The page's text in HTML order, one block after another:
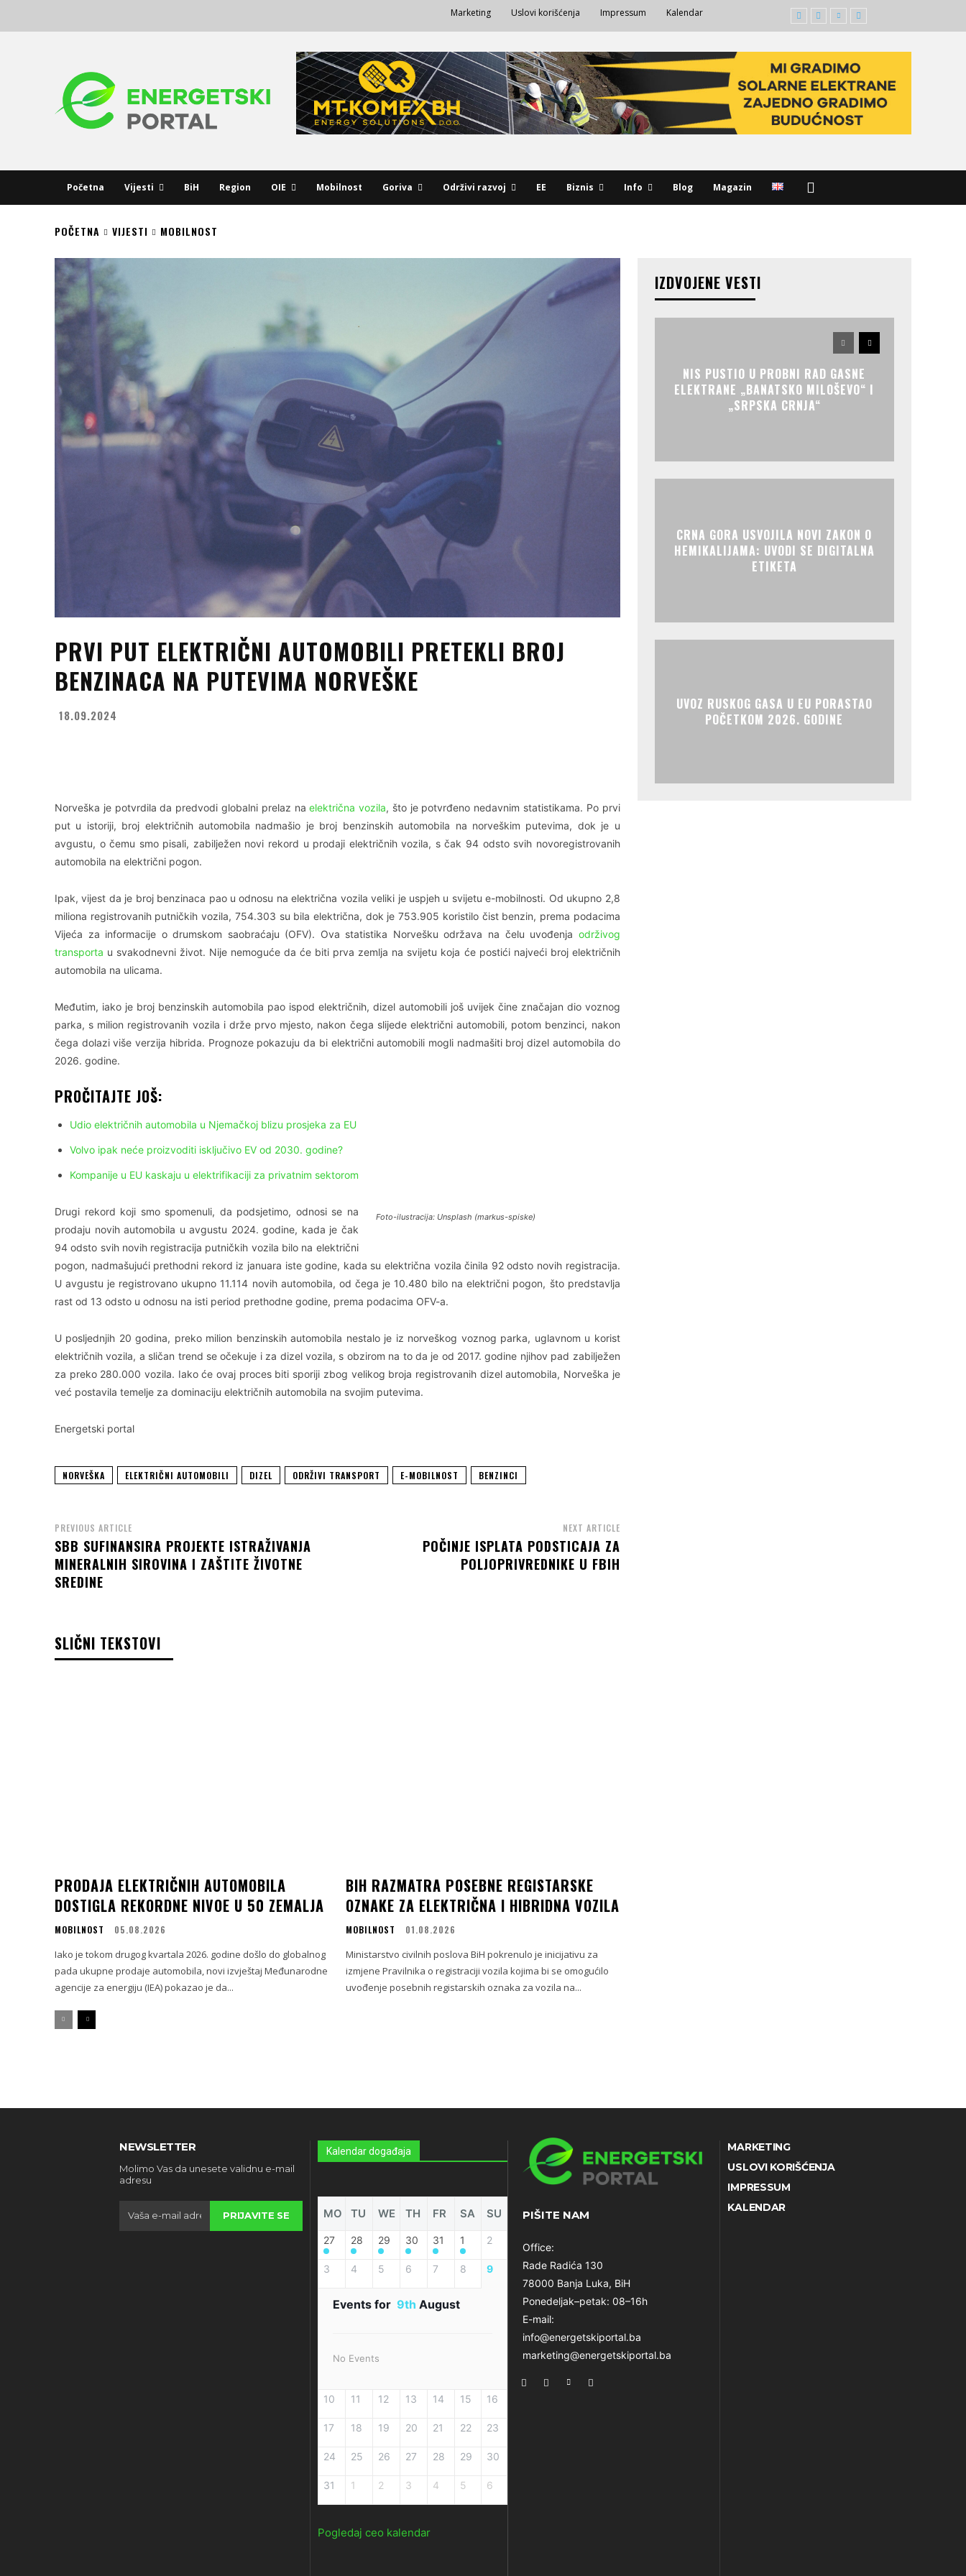
Marketing Uslovi korišćenja Impressum Kalendar
Početna Vijesti BiH Region OIE Mobilnost Goriva Održivi razvoj EE Biznis Info Blog Magazin
POČETNA VIJESTI MOBILNOST
PRVI PUT ELEKTRIČNI AUTOMOBILI PRETEKLI BROJ
BENZINACA NA PUTEVIMA NORVEŠKE
18.09.2024
Norveška je potvrdila da predvodi globalni prelaz naelektrična vozila, što je potvrđeno nedavnim statistikama. Po prvi
put u istoriji, broj električnih automobila nadmašio je broj benzinskih automobila na norveškim putevima, dok je u
avgustu, o čemu smo pisali, zabilježen novi rekord u prodaji električnih vozila, s čak 94 odsto svih novoregistrovanih
automobila na električni pogon.
Ipak, vijest da je broj benzinaca pao u odnosu na električna vozila veliki je uspjeh u svijetu e-mobilnosti. Od ukupno 2,8
miliona registrovanih putničkih vozila, 754.303 su bila električna, dok je 753.905 koristilo čist benzin, prema podacima
Vijeća za informacije o drumskom saobraćaju (OFV). Ova statistika Norvešku održava na čelu uvođenja održivog
transporta u svakodnevni život. Nije nemoguće da će biti prva zemlja na svijetu koja će postići najveći broj električnih
automobila na ulicama.
Međutim, iako je broj benzinskih automobila pao ispod električnih, dizel automobili još uvijek čine značajan dio voznog
parka, s milion registrovanih vozila i drže prvo mjesto, nakon čega slijede električni automobili, potom benzinci, nakon
čega dolazi više verzija hibrida. Prognoze pokazuju da bi električni automobili mogli nadmašiti broj dizel automobila do
2026. godine.
PROČITAJTE JOŠ:
Udio električnih automobila u Njemačkoj blizu prosjeka za EU
Volvo ipak neće proizvoditi isključivo EV od 2030. godine?
Kompanije u EU kaskaju u elektrifikaciji za privatnim sektorom
Foto-ilustracija: Unsplash (markus-spiske)
Drugi rekord koji smo spomenuli, da podsjetimo, odnosi se na
prodaju novih automobila u avgustu 2024. godine, kada je čak
94 odsto svih novih registracija putničkih vozila bilo na električni
pogon, nadmašujući prethodni rekord iz januara iste godine, kada su električna vozila činila 92 odsto novih registracija.
U avgustu je registrovano ukupno 11.114 novih automobila, od čega je 10.480 bilo na električni pogon, što predstavlja
rast od 13 odsto u odnosu na isti period prethodne godine, prema podacima OFV-a.
U posljednjih 20 godina, preko milion benzinskih automobila nestalo je iz norveškog voznog parka, uglavnom u korist
električnih vozila, a sličan trend se očekuje i za dizel vozila, s obzirom na to da je od 2017. godine njihov pad zabilježen
za preko 280.000 vozila. Iako će ovaj proces biti sporiji zbog velikog broja registrovanih dizel automobila, Norveška je
već postavila temelje za dominaciju električnih automobila na svojim putevima.
Energetski portal
NORVEŠKA ELEKTRIČNI AUTOMOBILI DIZEL ODRŽIVI TRANSPORT E-MOBILNOST BENZINCI
PREVIOUS ARTICLE
SBB SUFINANSIRA PROJEKTE ISTRAŽIVANJA
MINERALNIH SIROVINA I ZAŠTITE ŽIVOTNE
SREDINE
NEXT ARTICLE
POČINJE ISPLATA PODSTICAJA ZA
POLJOPRIVREDNIKE U FBIH
SLIČNI TEKSTOVI
PRODAJA ELEKTRIČNIH AUTOMOBILA
DOSTIGLA REKORDNE NIVOE U 50 ZEMALJA
MOBILNOST 05.08.2026
Iako je tokom drugog kvartala 2026. godine došlo do globalnog
pada ukupne prodaje automobila, novi izvještaj Međunarodne
agencije za energiju (IEA) pokazao je da...
BIH RAZMATRA POSEBNE REGISTARSKE
OZNAKE ZA ELEKTRIČNA I HIBRIDNA VOZILA
MOBILNOST 01.08.2026
Ministarstvo civilnih poslova BiH pokrenulo je inicijativu za
izmjene Pravilnika o registraciji vozila kojima bi se omogućilo
uvođenje posebnih registarskih oznaka za vozila na...
IZDVOJENE VESTI
NIS PUSTIO U PROBNI RAD GASNE
ELEKTRANE „BANATSKO MILOŠEVO“ I
„SRPSKA CRNJA“
CRNA GORA USVOJILA NOVI ZAKON O
HEMIKALIJAMA: UVODI SE DIGITALNA
ETIKETA
UVOZ RUSKOG GASA U EU PORASTAO
POČETKOM 2026. GODINE
NEWSLETTER
Molimo Vas da unesete validnu e-mail
adresu
PRIJAVITE SE
Kalendar događaja
MO TU WE TH FR SA SU
27 28 29 30 31 1 2
3 4 5 6 7 8 9
Events for 9th August
No Events
10 11 12 13 14 15 16
17 18 19 20 21 22 23
24 25 26 27 28 29 30
31 1 2 3 4 5 6
Pogledaj ceo kalendar
PIŠITE NAM
Office:
Rade Radića 130
78000 Banja Luka, BiH
Ponedeljak–petak: 08–16h
E-mail:
info@energetskiportal.ba
marketing@energetskiportal.ba
MARKETING
USLOVI KORIŠĆENJA
IMPRESSUM
KALENDAR